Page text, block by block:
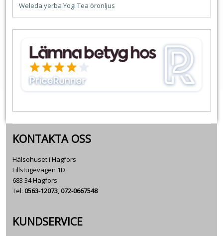
Weleda yerba Yogi Tea öronljus
KONTAKTA OSS
Hälsohuset i Hagfors
Lillstugevägen 1D
683 34 Hagfors
Tel: 0563-12073,072-0667548
KUNDSERVICE